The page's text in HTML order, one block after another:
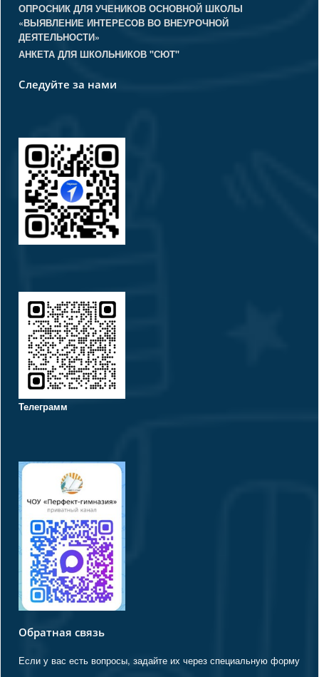
ОПРОСНИК ДЛЯ УЧЕНИКОВ ОСНОВНОЙ ШКОЛЫ
«ВЫЯВЛЕНИЕ ИНТЕРЕСОВ ВО ВНЕУРОЧНОЙ
ДЕЯТЕЛЬНОСТИ»
АНКЕТА ДЛЯ ШКОЛЬНИКОВ "СЮТ"
Следуйте за нами
Телеграмм
Обратная связь
Если у вас есть вопросы, задайте их через специальную форму